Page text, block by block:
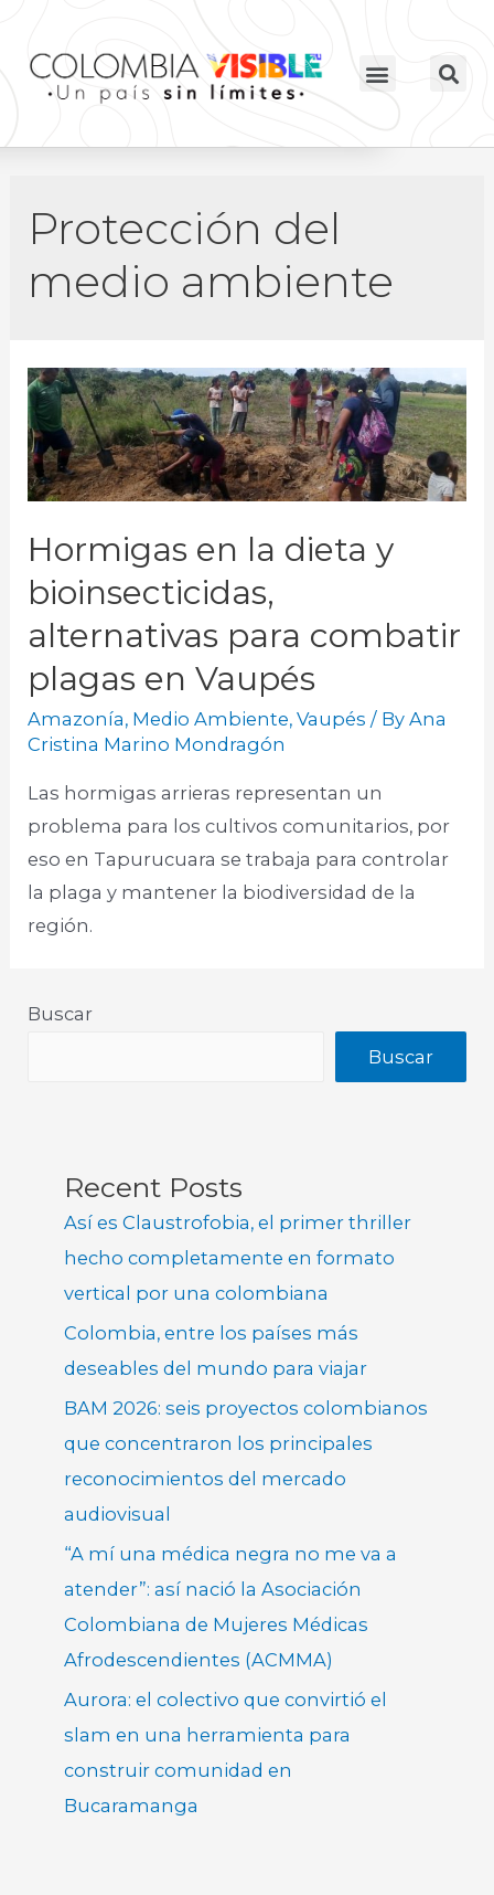
Protección del
medio ambiente
Hormigas en la dieta y
bioinsecticidas,
alternativas para combatir
plagas en Vaupés
Amazonía, Medio Ambiente,Vaupés / ByAna
Cristina Marino Mondragón
Las hormigas arrieras representan un
problema para los cultivos comunitarios, por
eso en Tapurucuara se trabaja para controlar
la plaga y mantener la biodiversidad de la
región.​
Buscar
Buscar
Recent Posts
Así es Claustrofobia, el primer thriller
hecho completamente en formato
vertical por una colombiana
Colombia, entre los países más
deseables del mundo para viajar
BAM 2026: seis proyectos colombianos
que concentraron los principales
reconocimientos del mercado
audiovisual
“A mí una médica negra no me va a
atender”: así nació la Asociación
Colombiana de Mujeres Médicas
Afrodescendientes (ACMMA)
Aurora: el colectivo que convirtió el
slam en una herramienta para
construir comunidad en
Bucaramanga